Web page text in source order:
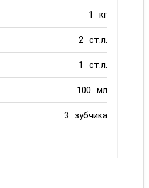
1 кг
2 ст.л.
1 ст.л.
100 мл
3 зубчика